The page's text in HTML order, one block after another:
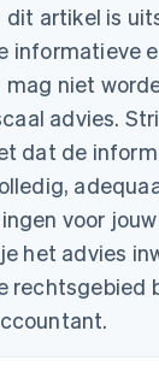
dit artikel is
informatieve
mag niet
advies.
dat de
voor
het advies
rechtsgebied